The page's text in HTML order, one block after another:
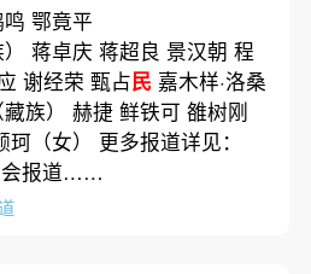
鄂竟平
蒋卓庆 蒋超良 景汉朝 程
谢经荣 甄占民 嘉木样·洛桑
族） 赫捷 鲜铁可 雒树刚
（女） 更多报道详见：
会报道……